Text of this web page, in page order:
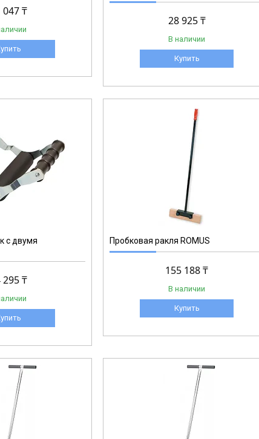
047 ₸
28 925 ₸
В наличии
Купить
с двумя
295 ₸
Пробковая ракля ROMUS
155 188 ₸
В наличии
Купить